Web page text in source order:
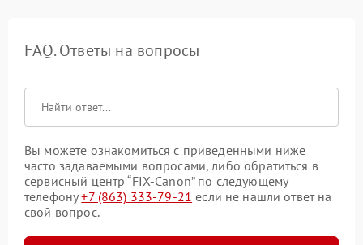
FAQ. Ответы на вопросы
Вы можете ознакомиться с приведенными ниже
часто задаваемыми вопросами, либо обратиться в
сервисный центр “FIX-Canon” по следующему
телефону+7 (863) 333-79-21 если не нашли ответ на
свой вопрос.